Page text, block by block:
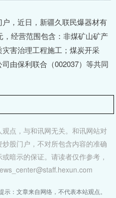
，近日，新疆久联民爆器材有
经营范围包含：非煤矿山矿产
害治理工程施工；煤炭开采
由保利联合（002037）等共同
观点，与和讯网无关。和讯网站对
股门户，不对所包含内容的准确
暗示的保证。请读者仅作参考，
示：文章来自网络，不代表本站观点。